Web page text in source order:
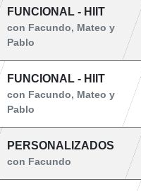
FUNCIONAL - HIIT
con Facundo, Mateo y
Pablo
FUNCIONAL - HIIT
con Facundo, Mateo y
Pablo
PERSONALIZADOS
con Facundo